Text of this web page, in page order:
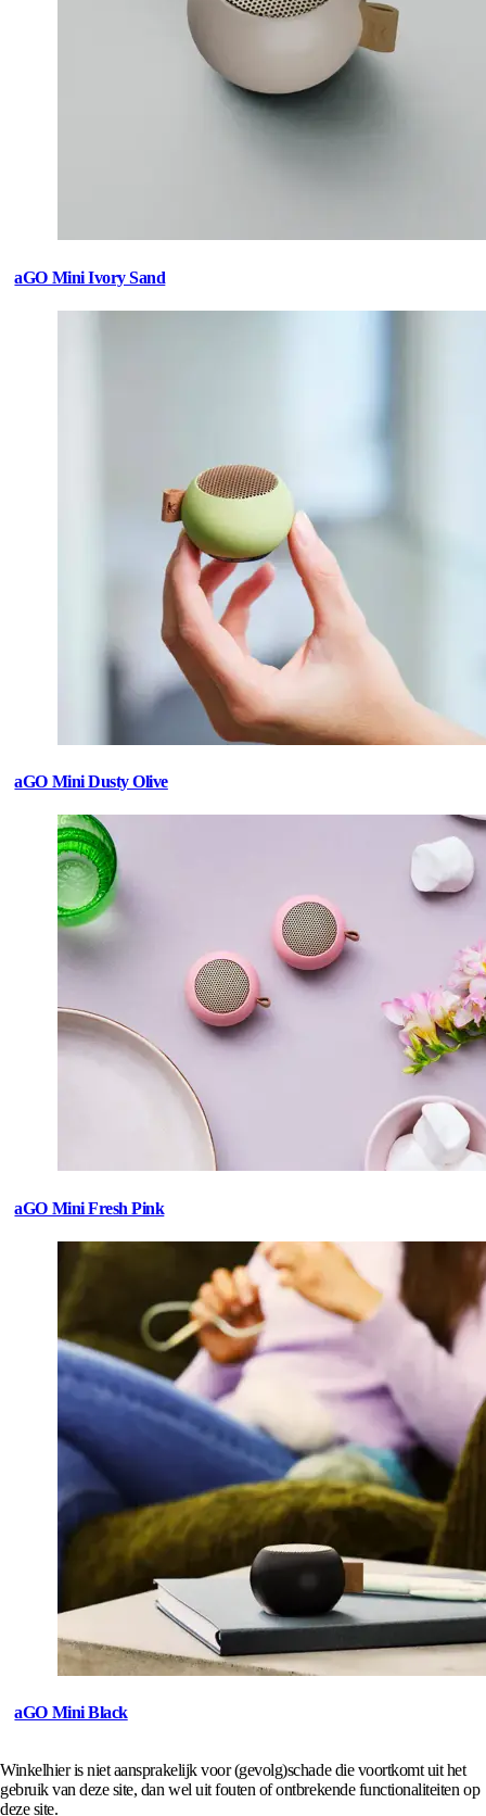
aGO Mini Ivory Sand
aGO Mini Dusty Olive
aGO Mini Fresh Pink
aGO Mini Black
Winkelhier is niet aansprakelijk voor (gevolg)schade die voortkomt uit het
gebruik van deze site, dan wel uit fouten of ontbrekende functionaliteiten op
deze site.